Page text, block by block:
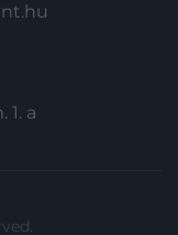
1. a